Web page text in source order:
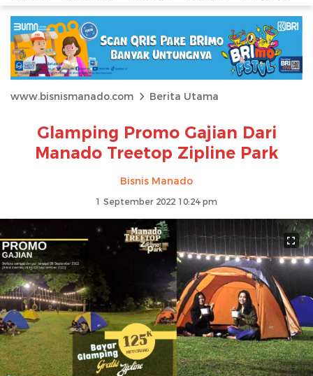
www.bisnismanado.com Berita Utama
Glamping Promo Gajian Dari
Manado Treetop Zipline Park
Bisnis Manado
1 September 2022 10:24 pm